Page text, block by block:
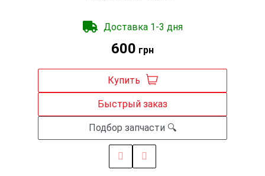
600 грн
Доставка 1-3 дня
Купить
Быстрый заказ
Подбор запчасти 🔍